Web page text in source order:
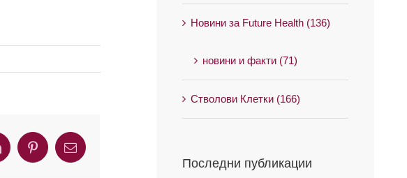
LinkedIn PinterestEmail
Новини за Future Health (136)
новини и факти (71)
Стволови Клетки (166)
Последни публикации